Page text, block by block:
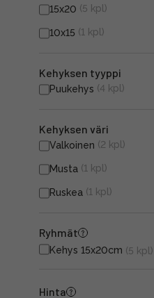
15x20 (5 kpl)
10x15 (1 kpl)
Kehyksen tyyppi
Puukehys (4 kpl)
Kehyksen väri
Valkoinen (2 kpl)
Musta (1 kpl)
Ruskea (1 kpl)
Ryhmät
Kehys 15x20cm (5 kpl)
Hinta